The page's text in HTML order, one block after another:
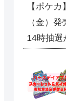
【ポケ
（金）
14時抽選